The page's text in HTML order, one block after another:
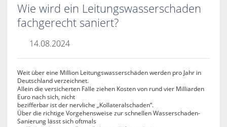
Wie wird ein Leitungswasserschaden
fachgerecht saniert?
14.08.2024
Weit über eine Million Leitungswasserschäden werden pro Jahr in
Deutschland verzeichnet.
Allein die versicherten Fälle ziehen Kosten von rund vier Milliarden
Euro nach sich, nicht
bezifferbar ist der nervliche „Kollateralschaden“.
Über die richtige Vorgehensweise zur schnellen Wasserschaden-
Sanierung lässt sich oftmals